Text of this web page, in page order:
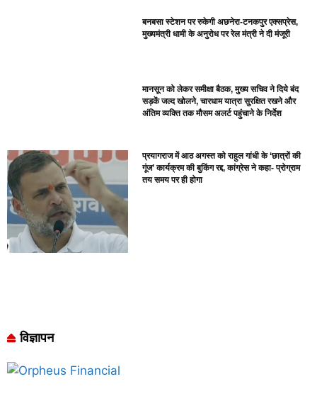
बनबसा स्टेशन पर रुकेगी अछनेरा-टनकपुर एक्सप्रेस,
मुख्यमंत्री धामी के अनुरोध पर रेल मंत्री ने दी मंजूरी
मानसून को लेकर समीक्षा बैठक, मुख्य सचिव ने दिये बंद
सड़कें जल्द खोलने, चारधाम यात्रा सुरक्षित रखने और
अंतिम व्यक्ति तक मौसम अलर्ट पहुंचाने के निर्देश
प्रयागराज में आठ अगस्त को राहुल गांधी के ‘छात्रों की
गूंज’ कार्यक्रम की बुकिंग रद्द, कांग्रेस ने कहा- प्रोग्राम
तय समय पर ही होगा
विज्ञापन